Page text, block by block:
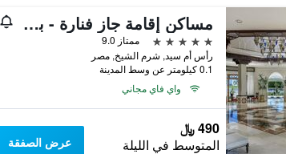
مساكن إقامة جاز فنارة - بسعر شامل جميع الخدمات
5 نجوم
ممتاز 9.0
رأس أم سيد, شرم الشيخ, مصر
0.1 كيلومتر عن وسط المدينة
واي فاي مجاني
490 ﷼
المتوسط في الليلة عرض الصفقة